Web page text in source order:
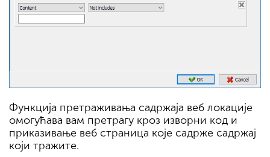
Функција претраживања садржаја веб локације
омогућава вам претрагу кроз изворни код и
приказивање веб страница које садрже садржај
који тражите.